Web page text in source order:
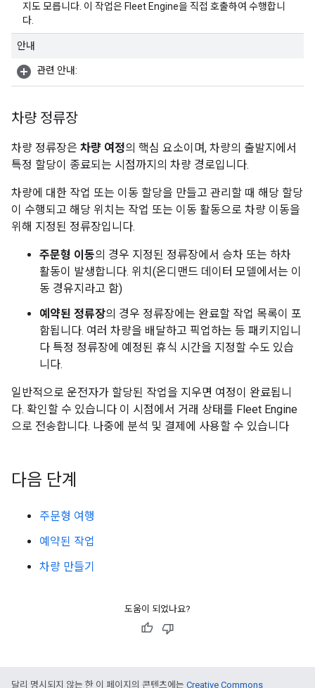
지도 모릅니다. 이 작업은 Fleet Engine을 직접 호출하여 수행합니
다.
안내
관련 안내:
차량 정류장
차량 정류장은 차량 여정의 핵심 요소이며, 차량의 출발지에서
특정 할당이 종료되는 시점까지의 차량 경로입니다.
차량에 대한 작업 또는 이동 할당을 만들고 관리할 때 해당 할당
이 수행되고 해당 위치는 작업 또는 이동 활동으로 차량 이동을
위해 지정된 정류장입니다.
주문형 이동의 경우 지정된 정류장에서 승차 또는 하차
활동이 발생합니다. 위치(온디맨드 데이터 모델에서는 이
동 경유지라고 함)
예약된 정류장의 경우 정류장에는 완료할 작업 목록이 포
함됩니다. 여러 차량을 배달하고 픽업하는 등 패키지입니
다 특정 정류장에 예정된 휴식 시간을 지정할 수도 있습
니다.
일반적으로 운전자가 할당된 작업을 지우면 여정이 완료됩니
다. 확인할 수 있습니다 이 시점에서 거래 상태를 Fleet Engine
으로 전송합니다. 나중에 분석 및 결제에 사용할 수 있습니다
다음 단계
주문형 여행
예약된 작업
차량 만들기
도움이 되었나요?
달리 명시되지 않는 한 이 페이지의 콘텐츠에는 Creative Commons